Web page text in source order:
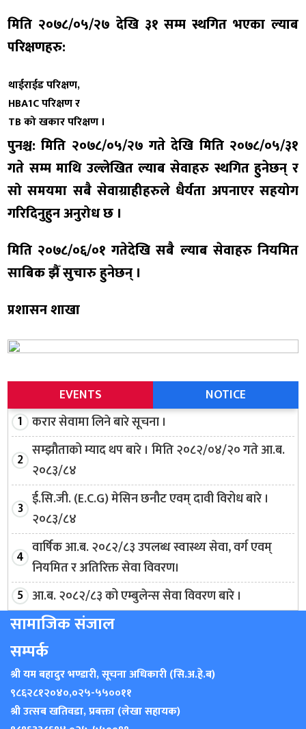
मिति २०७८/०५/२७ देखि ३१ सम्मस्थगित भएका ल्याब
परिक्षणहरु:
थाईराईड परिक्षण,
HBA1C परिक्षण र
TB को खकार परिक्षण ।
पुनश्च: मिति २०७८/०५/२७ गते देखि मिति २०७८/०५/३१
गते सम्म माथि उल्लेखित ल्याब सेवाहरु स्थगित हुनेछन् र
सो समयमा सबै सेवाग्राहीहरुले धैर्यता अपनाएर सहयोग
गरिदिनुहुन अनुरोध छ ।
मिति २०७८/०६/०१ गतेदेखि सबै ल्याब सेवाहरु नियमित
साबिक झैँ सुचारु हुनेछन् ।
प्रशासन शाखा
EVENTS
NOTICE
करार सेवामा लिने बारे सूचना ।
सम्झौताको म्याद थप बारे । मिति २०८२/०४/२० गते आ.ब.
२०८३/८४
ई.सि.जी. (E.C.G) मेसिन छनौट एवम् दावी विरोध बारे ।
२०८३/८४
वार्षिक आ.ब. २०८२/८३ उपलब्ध स्वास्थ्य सेवा, वर्ग एवम्
नियमित र अतिरिक्त सेवा विवरण।
आ.ब. २०८२/८३ को एम्बुलेन्स सेवा विवरण बारे ।
सामाजिक संजाल
सम्पर्क
श्री यम बहादुर भण्डारी, सूचना अधिकारी (सि.अ.हे.ब)
९८६२८१२०४०,०२५-५५००११
श्री उत्सब खतिवडा, प्रबक्ता (लेखा सहायक)